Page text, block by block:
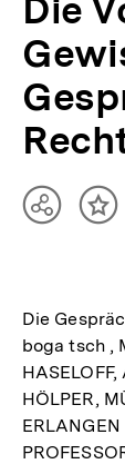
Die
Teilen
Die
boga tsch ,
HÖLPER,